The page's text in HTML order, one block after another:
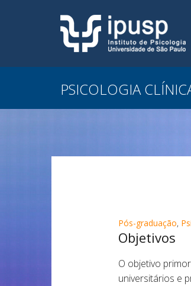
PSICOLOGIA
Pós-graduação,
Objetivos
O objetivo
universitários e